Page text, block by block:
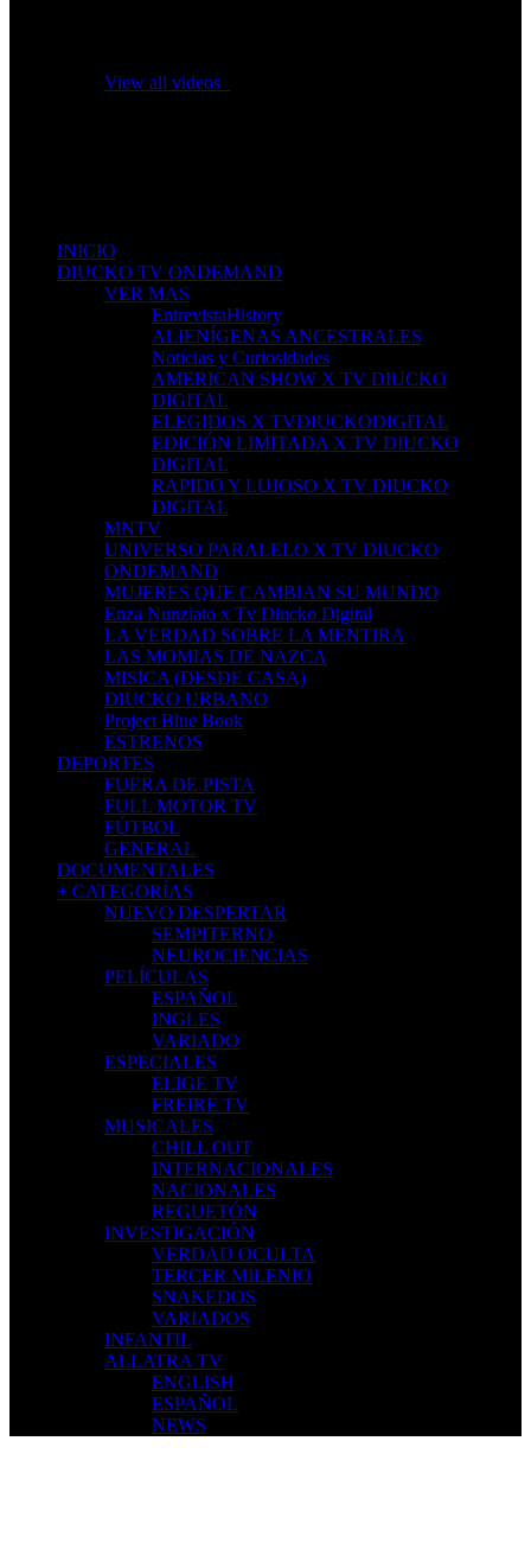
View all videos
INICIO
DIUCKO TV ONDEMAND
VER MAS
EntrevistaHistory
ALIENÍGENAS ANCESTRALES
Noticias y Curiosidades
AMERICAN SHOW X TV DIUCKO
DIGITAL
ELEGIDOS X TVDIUCKODIGITAL
EDICIÓN LIMITADA X TV DIUCKO
DIGITAL
RAPIDO Y LUJOSO X TV DIUCKO
DIGITAL
MNTV
UNIVERSO PARALELO X TV DIUCKO
ONDEMAND
MUJERES QUE CAMBIAN SU MUNDO
Enza Nunziato x Tv Diucko Digital
LA VERDAD SOBRE LA MENTIRA
LAS MOMIAS DE NAZCA
MISICA (DESDE CASA)
DIUCKO URBANO
Project Blue Book
ESTRENOS
DEPORTES
FUERA DE PISTA
FULL MOTOR TV
FÚTBOL
GENERAL
DOCUMENTALES
+ CATEGORÍAS
NUEVO DESPERTAR
SEMPITERNO
NEUROCIENCIAS
PELÍCULAS
ESPAÑOL
INGLES
VARIADO
ESPECIALES
ELIGE TV
FREIRE TV
MUSICALES
CHILL OUT
INTERNACIONALES
NACIONALES
REGUETÓN
INVESTIGACIÓN
VERDAD OCULTA
TERCER MILENIO
SNAKEDOS
VARIADOS
INFANTIL
ALLATRA TV
ENGLISH
ESPAÑOL
NEWS